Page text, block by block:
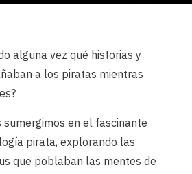
alguna vez qué historias y
a los piratas mientras
sumergimos en el fascinante
pirata, explorando las
que poblaban las mentes de